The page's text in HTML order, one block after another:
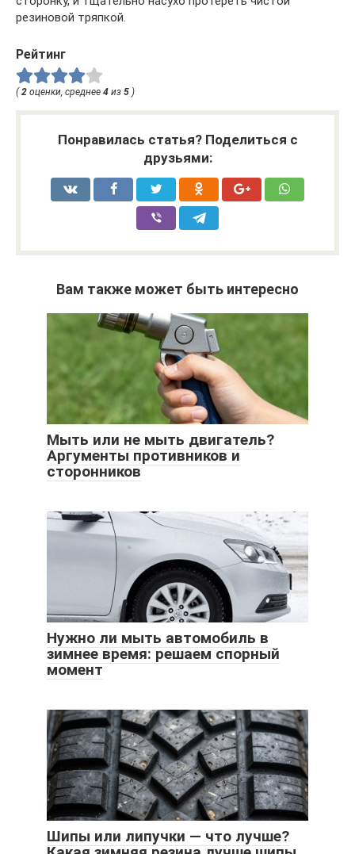
резиновой тряпкой.
Рейтинг
( 2 оценки, среднее 4 из 5 )
Понравилась статья? Поделиться с
друзьями:
Вам также может быть интересно
Мыть или не мыть двигатель?
Аргументы противников и
сторонников
Нужно ли мыть автомобиль в
зимнее время: решаем спорный
момент
Шипы или липучки — что лучше?